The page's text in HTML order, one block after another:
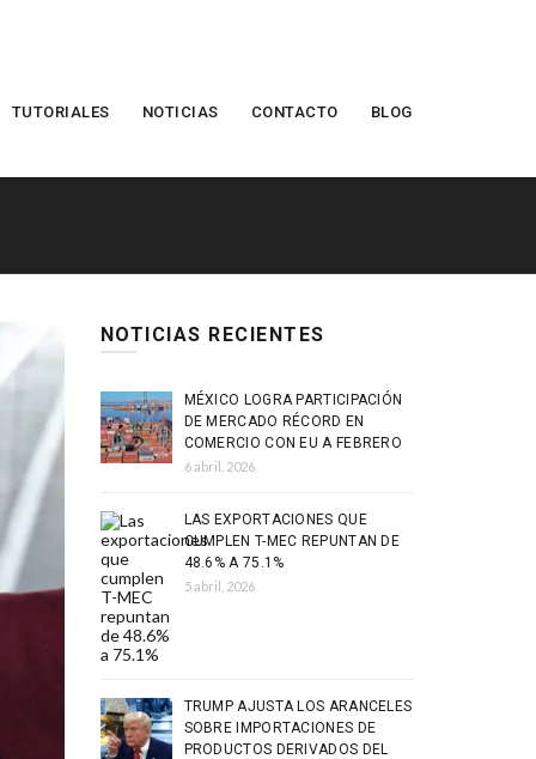
TUTORIALES NOTICIAS CONTACTO BLOG
NOTICIAS RECIENTES
MÉXICO LOGRA PARTICIPACIÓN
DE MERCADO RÉCORD EN
COMERCIO CON EU A FEBRERO
6 abril, 2026
LAS EXPORTACIONES QUE
CUMPLEN T-MEC REPUNTAN DE
48.6% A 75.1%
5 abril, 2026
TRUMP AJUSTA LOS ARANCELES
SOBRE IMPORTACIONES DE
PRODUCTOS DERIVADOS DEL